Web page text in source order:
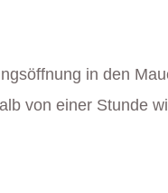
in den
von einer Stunde